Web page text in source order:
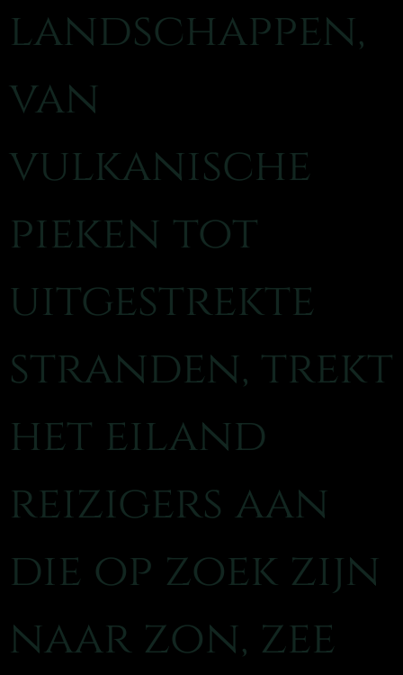
landschappen,
van
vulkanische
pieken tot
uitgestrekte
stranden, trekt
het eiland
reizigers aan
die op zoek zijn
naar zon, zee